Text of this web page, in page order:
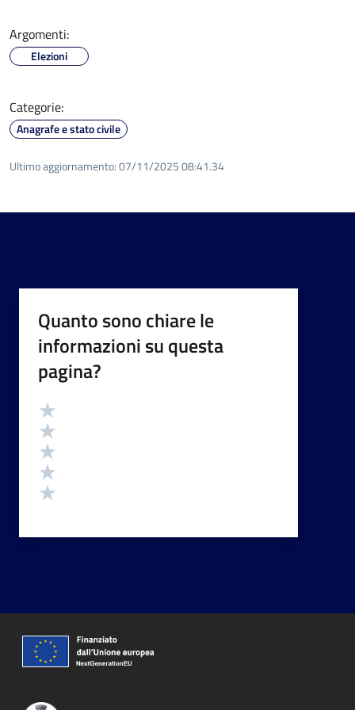
Argomenti:
Elezioni
Categorie:
Anagrafe e stato civile
Ultimo aggiornamento:07/11/2025 08:41.34
Quanto sono chiare le
informazioni su questa
pagina?
Valutazione